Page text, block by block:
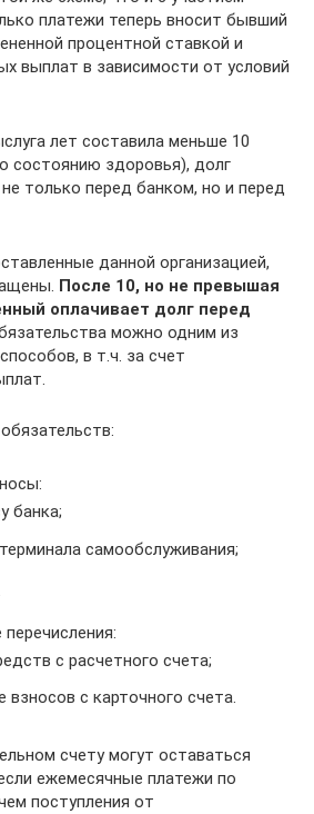
платежи теперь вносит бывший
процентной ставкой и
выплат в зависимости от условий
лет составила меньше 10
состоянию здоровья), долг
только перед банком, но и перед
данной организацией,
После 10, но не превышая
оплачивает долг перед
можно одним из
в т.ч. за счет
банка;
самообслуживания;
с расчетного счета;
взносов с карточного счета.
счету могут оставаться
ежемесячные платежи по
поступления от